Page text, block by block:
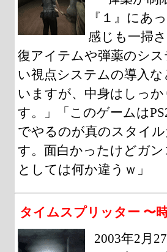
『１』にあ
感じも一掃
復アイテムや弾薬のシス
い視点システムの導入
いますが、中身はしっ
す。」「このゲームは
でやるのが真のスタイル
す。面白かったけどガン
としては何か違うｗ」
タイムスプリッター 〜
2003年2月